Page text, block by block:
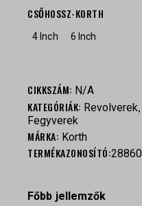
CSŐHOSSZ-KORTH
4 Inch 6 Inch
CIKKSZÁM: N/A
KATEGÓRIÁK: Revolverek,
Fegyverek
MÁRKA: Korth
TERMÉKAZONOSÍTÓ:28860
Főbb jellemzők